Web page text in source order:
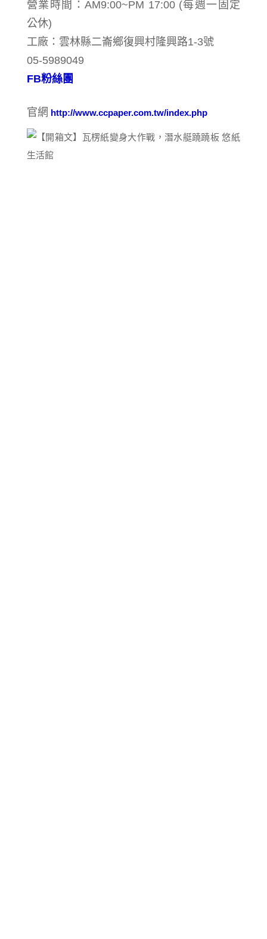
營業時間：AM9:00~PM 17:00 (每週一固定
公休)
工廠：雲林縣二崙鄉復興村隆興路1-3號
05-5989049
FB粉絲團
官網 http://www.ccpaper.com.tw/index.php